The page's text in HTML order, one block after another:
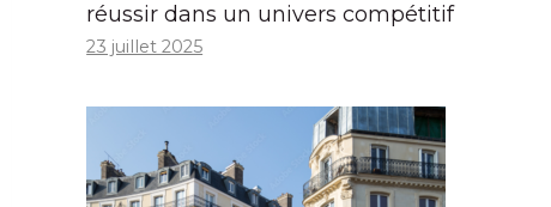
réussir dans un univers compétitif
23 juillet 2025